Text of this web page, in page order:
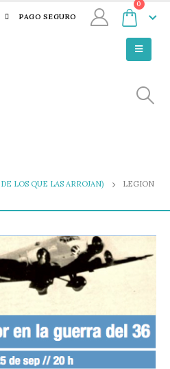
PAGO SEGURO
0
LOS QUE LAS ARROJAN)
LEGION